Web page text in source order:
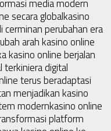
media modern
secara globalkasino
perubahan era
arah kasino online
kasino online berjalan
terkiniera digital
terus beradaptasi
menjadikan kasino
modernkasino online
platform